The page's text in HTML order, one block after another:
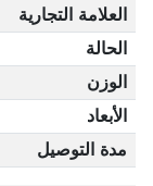
العلامة التجارية
الحالة
الوزن
الأبعاد
مدة التوصيل